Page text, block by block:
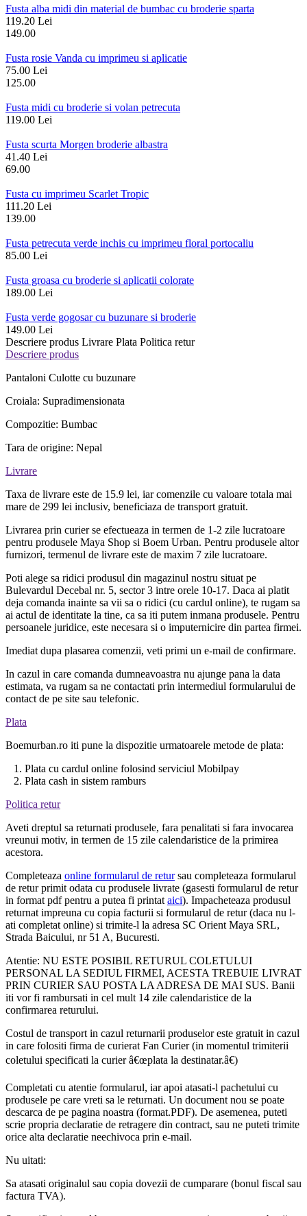
Fusta alba midi din material de bumbac cu broderie sparta
119.20 Lei
149.00
Fusta rosie Vanda cu imprimeu si aplicatie
75.00 Lei
125.00
Fusta midi cu broderie si volan petrecuta
119.00 Lei
Fusta scurta Morgen broderie albastra
41.40 Lei
69.00
Fusta cu imprimeu Scarlet Tropic
111.20 Lei
139.00
Fusta petrecuta verde inchis cu imprimeu floral portocaliu
85.00 Lei
Fusta groasa cu broderie si aplicatii colorate
189.00 Lei
Fusta verde gogosar cu buzunare si broderie
149.00 Lei
Descriere produs Livrare Plata Politica retur
Descriere produs
Pantaloni Culotte cu buzunare
Croiala: Supradimensionata
Compozitie: Bumbac
Tara de origine: Nepal
Livrare
Taxa de livrare este de 15.9 lei, iar comenzile cu valoare totala mai
mare de 299 lei inclusiv, beneficiaza de transport gratuit.
Livrarea prin curier se efectueaza in termen de 1-2 zile lucratoare
pentru produsele Maya Shop si Boem Urban. Pentru produsele altor
furnizori, termenul de livrare este de maxim 7 zile lucratoare.
Poti alege sa ridici produsul din magazinul nostru situat pe
Bulevardul Decebal nr. 5, sector 3 intre orele 10-17. Daca ai platit
deja comanda inainte sa vii sa o ridici (cu cardul online), te rugam sa
ai actul de identitate la tine, ca sa iti putem inmana produsele. Pentru
persoanele juridice, este necesara si o imputernicire din partea firmei.
Imediat dupa plasarea comenzii, veti primi un e-mail de confirmare.
In cazul in care comanda dumneavoastra nu ajunge pana la data
estimata, va rugam sa ne contactati prin intermediul formularului de
contact de pe site sau telefonic.
Plata
Boemurban.ro iti pune la dispozitie urmatoarele metode de plata:
1. Plata cu cardul online folosind serviciul Mobilpay
2. Plata cash in sistem ramburs
Politica retur
Aveti dreptul sa returnati produsele, fara penalitati si fara invocarea
vreunui motiv, in termen de 15 zile calendaristice de la primirea
acestora.
Completeaza online formularul de retursau completeaza formularul
de retur primit odata cu produsele livrate (gasesti formularul de retur
in format pdf pentru a putea fi printat aici). Impacheteaza produsul
returnat impreuna cu copia facturii si formularul de retur (daca nu l-
ati completat online) si trimite-l la adresa SC Orient Maya SRL,
Strada Baicului, nr 51 A, Bucuresti.
Atentie: NU ESTE POSIBIL RETURUL COLETULUI
PERSONAL LA SEDIUL FIRMEI, ACESTA TREBUIE LIVRAT
PRIN CURIER SAU POSTA LA ADRESA DE MAI SUS. Banii
iti vor fi rambursati in cel mult 14 zile calendaristice de la
confirmarea returului.
Costul de transport in cazul returnarii produselor este gratuit in cazul
in care folositi firma de curierat Fan Curier (in momentul trimiterii
coletului specificati la curier â€œplata la destinatar.â€)
Completati cu atentie formularul, iar apoi atasati-l pachetului cu
produsele pe care vreti sa le returnati. Un document nou se poate
descarca de pe pagina noastra (format.PDF). De asemenea, puteti
scrie propria declaratie de retragere din contract, sau ne puteti trimite
orice alta declaratie neechivoca prin e-mail.
Nu uitati:
Sa atasati originalul sau copia dovezii de cumparare (bonul fiscal sau
factura TVA).